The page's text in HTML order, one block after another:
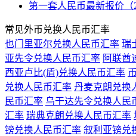
第一套人民币最新报价（
常见外币兑换人民币汇率
也门里亚尔兑换人民币汇率 瑞
亚先令兑换人民币汇率 阿联酋
西亚卢比(盾)兑换人民币汇率
兑换人民币汇率 丹麦克朗兑换
民币汇率 乌干达先令兑换人民
汇率 瑞典克朗兑换人民币汇率
镑兑换人民币汇率 叙利亚镑兑